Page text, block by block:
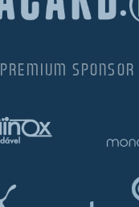
PREMIUM SPONSOR